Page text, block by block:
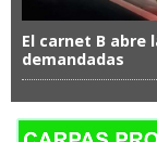
El carnet B
demandadas